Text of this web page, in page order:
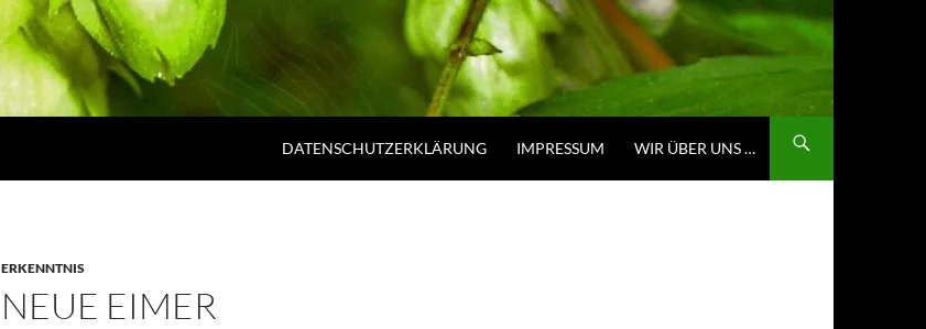
DATENSCHUTZERKLÄRUNG IMPRESSUM WIR ÜBER UNS …
ERKENNTNIS
NEUE EIMER